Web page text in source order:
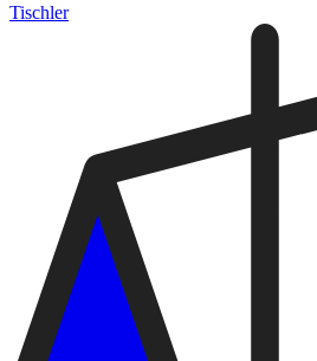
Tischler